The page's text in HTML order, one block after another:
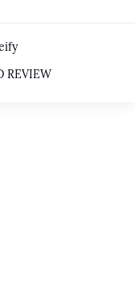
REVIEW